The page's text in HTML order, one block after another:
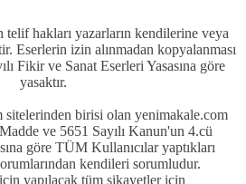
hakları yazarların kendilerine veya
Eserlerin izin alınmadan kopyalanması
Fikir ve Sanat Eserleri Yasasına göre
yasaktır.
sitelerinden birisi olan yenimakale.com
ve 5651 Sayılı Kanun'un 4.cü
göre TÜM Kullanıcılar yaptıkları
kendileri sorumludur.
yapılacak tüm şikayetler için